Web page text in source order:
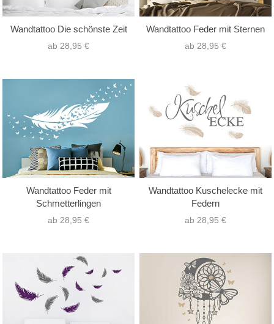
Wandtattoo Die schönste Zeit
ab 28,95 €
Wandtattoo Feder mit Sternen
ab 28,95 €
Wandtattoo Feder mit
Schmetterlingen
ab 28,95 €
Wandtattoo Kuschelecke mit
Federn
ab 28,95 €